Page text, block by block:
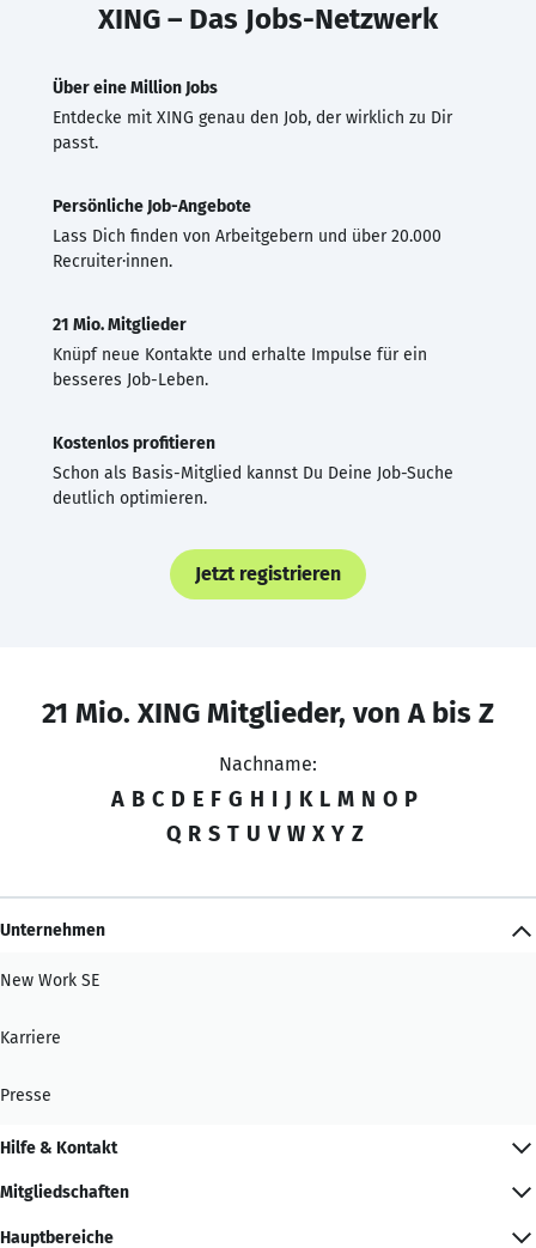
XING – Das Jobs-Netzwerk
Über eine Million Jobs
Entdecke mit XING genau den Job, der wirklich zu Dir
passt.
Persönliche Job-Angebote
Lass Dich finden von Arbeitgebern und über 20.000
Recruiter·innen.
21 Mio. Mitglieder
Knüpf neue Kontakte und erhalte Impulse für ein
besseres Job-Leben.
Kostenlos profitieren
Schon als Basis-Mitglied kannst Du Deine Job-Suche
deutlich optimieren.
Jetzt registrieren
21 Mio. XING Mitglieder, von A bis Z
Nachname:
A B C D E F G H I J K L M N O P
Q R S T U V W X Y Z
Unternehmen
New Work SE
Karriere
Presse
Hilfe & Kontakt
Mitgliedschaften
Hauptbereiche